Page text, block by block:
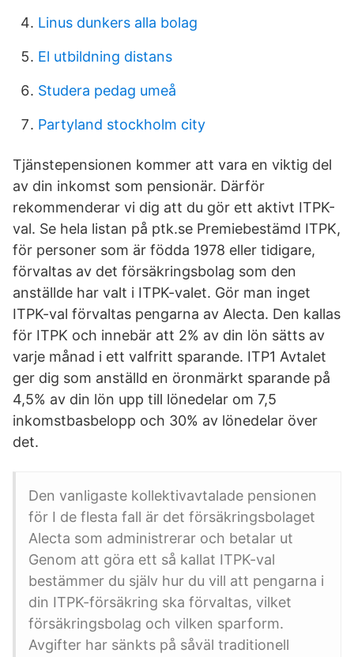
Linus dunkers alla bolag
El utbildning distans
Studera pedag umeå
Partyland stockholm city
Tjänstepensionen kommer att vara en viktig del
av din inkomst som pensionär. Därför
rekommenderar vi dig att du gör ett aktivt ITPK-
val. Se hela listan på ptk.se Premiebestämd ITPK,
för personer som är födda 1978 eller tidigare,
förvaltas av det försäkringsbolag som den
anställde har valt i ITPK-valet. Gör man inget
ITPK-val förvaltas pengarna av Alecta. Den kallas
för ITPK och innebär att 2% av din lön sätts av
varje månad i ett valfritt sparande. ITP1 Avtalet
ger dig som anställd en öronmärkt sparande på
4,5% av din lön upp till lönedelar om 7,5
inkomstbasbelopp och 30% av lönedelar över
det.
Den vanligaste kollektivavtalade pensionen
för I de flesta fall är det försäkringsbolaget
Alecta som administrerar och betalar ut
Genom att göra ett så kallat ITPK-val
bestämmer du själv hur du vill att pengarna i
din ITPK-försäkring ska förvaltas, vilket
försäkringsbolag och vilken sparform.
Avgifter har sänkts på såväl traditionell